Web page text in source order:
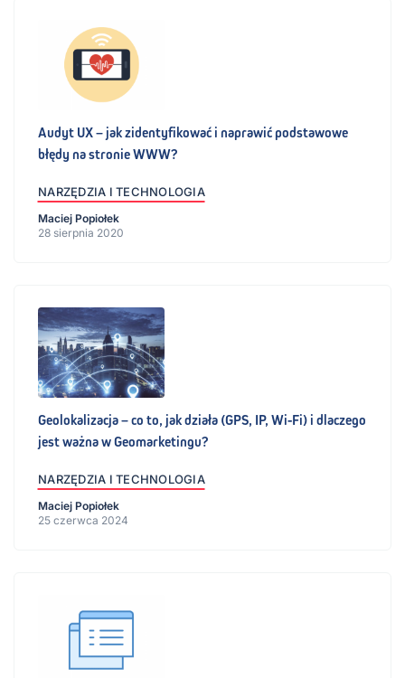
Audyt UX – jak zidentyfikować i naprawić podstawowe
błędy na stronie WWW?
NARZĘDZIA I TECHNOLOGIA
Maciej Popiołek
28 sierpnia 2020
Geolokalizacja – co to, jak działa (GPS, IP, Wi-Fi) i dlaczego
jest ważna w Geomarketingu?
NARZĘDZIA I TECHNOLOGIA
Maciej Popiołek
25 czerwca 2024